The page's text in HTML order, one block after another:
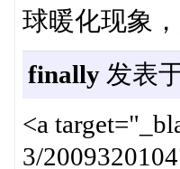
球暖化现象
finally发表
<a
3/